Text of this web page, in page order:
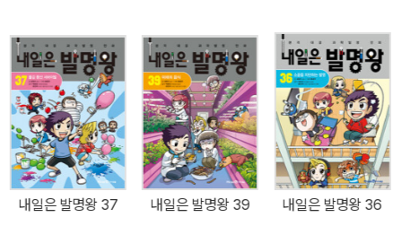
과 성취감을 얻을 수 있어요! 주인공들이 새로운 발명품을 만들면서
느끼는 성취감과 자신감을 독자가 함께 느끼면서 도전을 두려워하지
않는 어린이로 성장할 수 있게 도와줍니다. - 책으로 잡은 개념, 발명
키트로 완성! 책에서 다룬 과학 내용을 응용한 발명 키트로 직접 발명
에 도전하고, 원리를 이해할 수 있게 구성했습니다. 병조림과 통조림,
냉장고, 이온 음료 등 기발한 아이디어가 엿보이는 발명품을 통해 발
효, 진공 포장, 냉매, 전해질과 같은 교과서 속 과학 이론을 쉽고 재미
있게 만나 보세요! <내일은 발명왕> 38권 ‘음식과 발명’ 편에서는 분
내일은 발명왕 37 내일은 발명왕 39 내일은 발명왕 36